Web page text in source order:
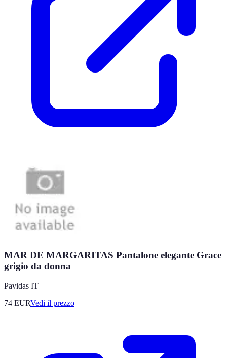
MAR DE MARGARITAS Pantalone elegante Grace
grigio da donna
Pavidas IT
74 EURVedi il prezzo